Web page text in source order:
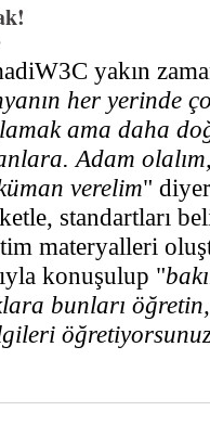
W3C yakın
her yerinde
ama daha
Adam
verelim"
standartları
materyalleri
konuşulup "
bunları